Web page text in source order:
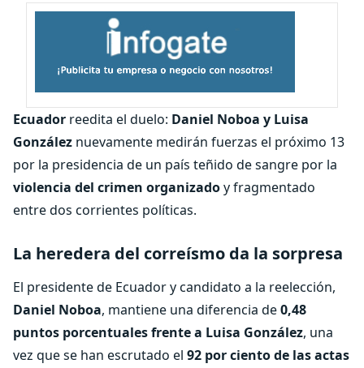
Ecuador reedita el duelo: Daniel Noboa y Luisa
González nuevamente medirán fuerzas el próximo 13
por la presidencia de un país teñido de sangre por la
violencia del crimen organizadoy fragmentado
entre dos corrientes políticas.
La heredera del correísmo da la sorpresa
El presidente de Ecuador y candidato a la reelección,
Daniel Noboa, mantiene una diferencia de0,48
puntos porcentuales frente a Luisa González, una
vez que se han escrutado el 92 por ciento de las actas